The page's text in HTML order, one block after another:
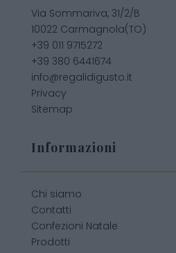
Via Sommariva, 31/2/B
10022 Carmagnola(TO)
+39 011 9715272
+39 380 6441674
info@regalidigusto.it
Privacy
Sitemap
Informazioni
Chi siamo
Contatti
Confezioni Natale
Prodotti